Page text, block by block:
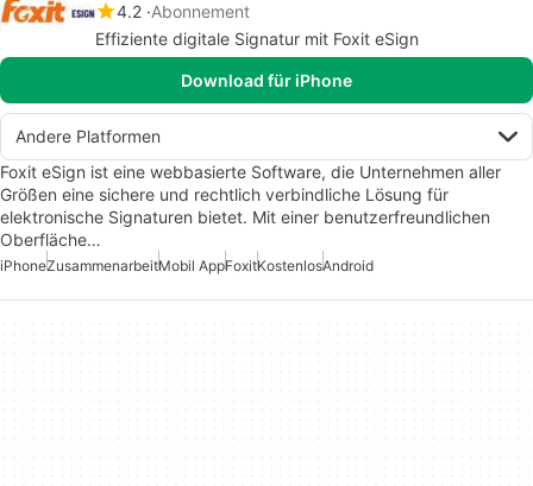
4.2 Abonnement
Effiziente digitale Signatur mit Foxit eSign
Download für iPhone
Andere Platformen
Foxit eSign ist eine webbasierte Software, die Unternehmen aller
Größen eine sichere und rechtlich verbindliche Lösung für
elektronische Signaturen bietet. Mit einer benutzerfreundlichen
Oberfläche…
iPhoneZusammenarbeitMobil AppFoxitKostenlosAndroid